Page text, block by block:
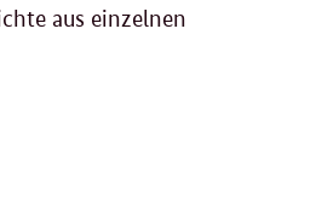
aus einzelnen